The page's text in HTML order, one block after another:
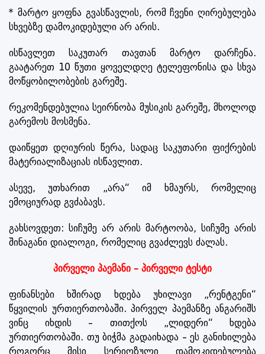
* მარტო ყოფნა გვასწავლის, რომ ჩვენი ღირებულება
სხვებზე დამოკიდებული არ არის.
ისწავლეთ საკუთარ თავთან მარტო დარჩენა.
გაატარეთ 10 წუთი ყოველდღე ტელეფონისა და სხვა
მოწყობილობების გარეშე.
რეკომენდებულია სეირნობა მუსიკის გარეშე, მხოლოდ
გარემოს მოსმენა.
დაიწყეთ დღიურის წერა, სადაც საკუთარი ფიქრების
მატერიალიზაციას ისწავლით.
ასევე, უთხარით „არა“ იმ ხმაურს, რომელიც
ემოციურად გვძაბავს.
გახსოვდეთ: სიჩუმე არ არის მარტოობა, სიჩუმე არის
შინაგანი დიალოგი, რომელიც გვაძლევს ძალას.
პირველი პაემანი – პირველი ტესტი
ფინანსები ხშირად ხდება უხილავი „რენტგენი“
წყვილის ურთიერთობაში. პირველ პაემანზე ანგარიშს
ვინც იხდის – თითქოს „ლიდერი“ ხდება
ურთიერთობაში. თუ ბიჭმა გადაიხადა – ეს განიხილება
როგორც მისი სერიოზული დამოკიდებულება